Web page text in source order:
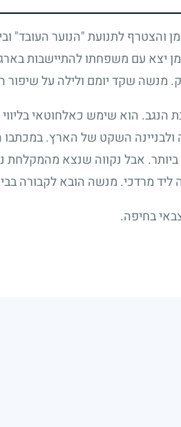
והצטרף לתנועת "הנוער העובד"
יצא עם משפחתו להתיישבות
שקד יומם ולילה על שיפור
הוא שימש כאלחוטאי בליווי
ולבניינה השקט של הארץ.
ביותר. אבל נקווה שנצא מהמקלחת
ליד מרדכי. מנשה הובא לקבורה
בחיפה.